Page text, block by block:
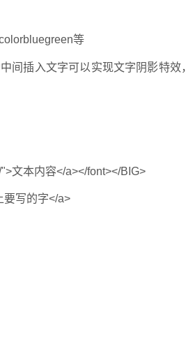
等
间插入文字可以实现文字阴影特效，
文本内容</a></font></BIG>
要写的字</a>